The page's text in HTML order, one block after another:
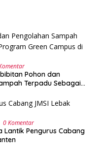
Pohon dan
Terpadu Sebagai
Terpadu
0 Komentar
Lantik Pengurus Cabang